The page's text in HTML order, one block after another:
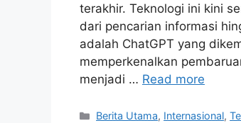
terakhir. Teknologi ini kini
dari pencarian informasi
adalah ChatGPT yang
memperkenalkan
menjadi … Read more
C
Berita Utama, Internasional,